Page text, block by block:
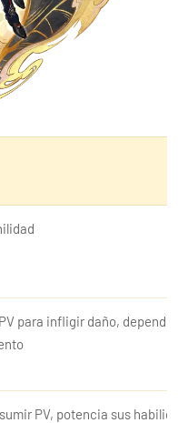
para infligir daño, depende
PV, potencia sus